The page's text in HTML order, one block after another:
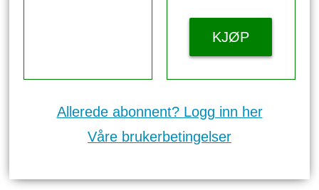
KJØP
Allerede abonnent? Logg inn her
Våre brukerbetingelser